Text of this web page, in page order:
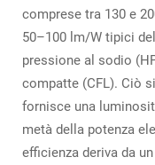
comprese tra 130 e
50–100 lm/W tipici
pressione al sodio
compatte (CFL). Ciò
fornisce una
metà della potenza
efficienza deriva da